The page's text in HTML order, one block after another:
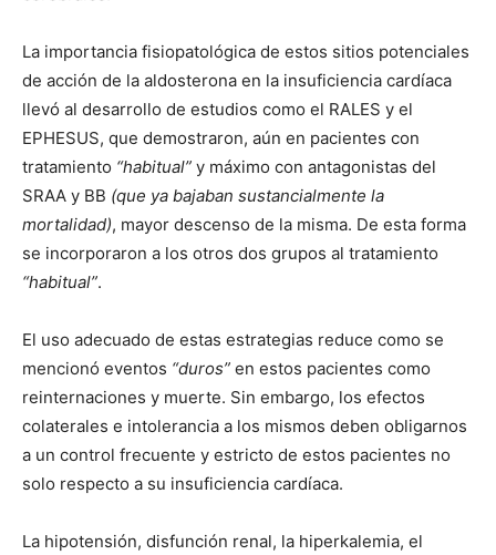
La importancia fisiopatológica de estos sitios potenciales
de acción de la aldosterona en la insuficiencia cardíaca
llevó al desarrollo de estudios como el RALES y el
EPHESUS, que demostraron, aún en pacientes con
tratamiento “habitual” y máximo con antagonistas del
SRAA y BB (que ya bajaban sustancialmente la
mortalidad), mayor descenso de la misma. De esta forma
se incorporaron a los otros dos grupos al tratamiento
“habitual”.
El uso adecuado de estas estrategias reduce como se
mencionó eventos “duros” en estos pacientes como
reinternaciones y muerte. Sin embargo, los efectos
colaterales e intolerancia a los mismos deben obligarnos
a un control frecuente y estricto de estos pacientes no
solo respecto a su insuficiencia cardíaca.
La hipotensión, disfunción renal, la hiperkalemia, el